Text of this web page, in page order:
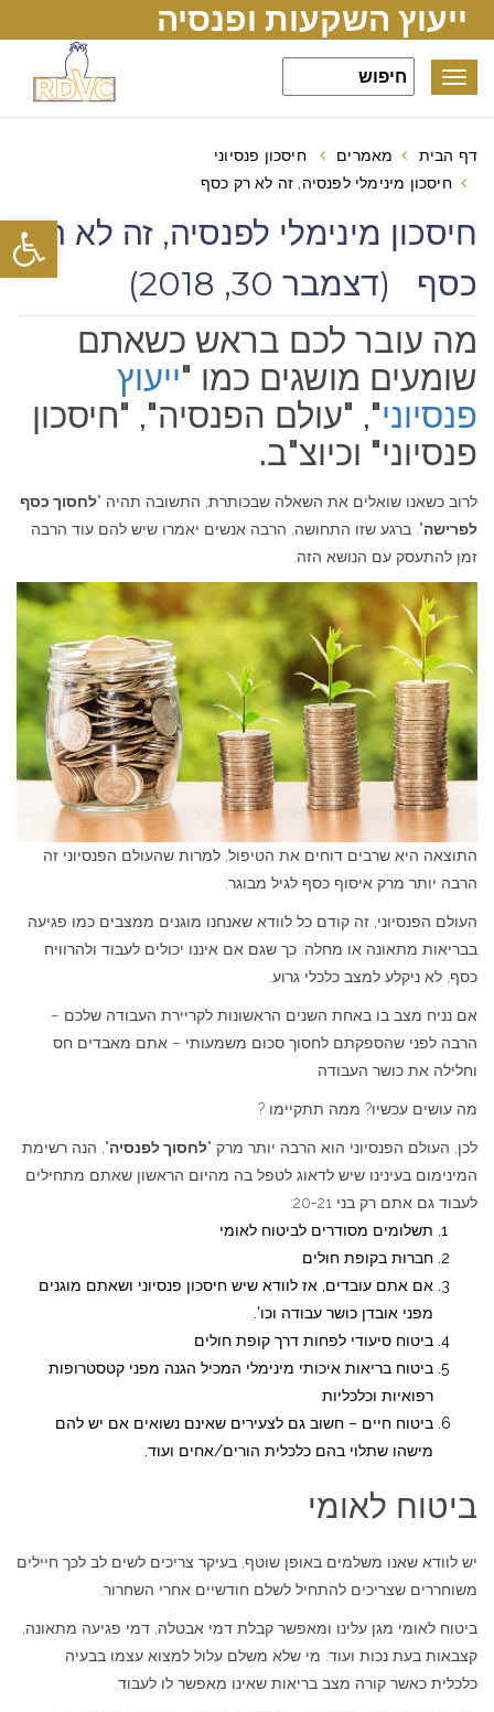
פתח
ייעוץ השקעות ופנסיה
Toggle
דף הבית מאמרים
חיסכון פנסיוני
חיסכון מינימלי לפנסיה, זה לא רק כסף
חיסכון מינימלי לפנסיה, זה לא רק
כסף (דצמבר 30, 2018)
מה עובר לכם בראש כשאתם
שומעים מושגים כמו "ייעוץ
פנסיוני", "עולם הפנסיה", "חיסכון
פנסיוני" וכיוצ"ב.
לרוב כשאנו שואלים את השאלה שבכותרת, התשובה תהיה "לחסוך כסף
לפרישה". ברגע שזו התחושה, הרבה אנשים יאמרו שיש להם עוד הרבה
זמן להתעסק עם הנושא הזה.
התוצאה היא שרבים דוחים את הטיפול, למרות שהעולם הפנסיוני זה
הרבה יותר מרק איסוף כסף לגיל מבוגר.
העולם הפנסיוני, זה קודם כל לוודא שאנחנו מוגנים ממצבים כמו פגיעה
בבריאות מתאונה או מחלה. כך שגם אם איננו יכולים לעבוד ולהרוויח
כסף, לא ניקלע למצב כלכלי גרוע.
אם נניח מצב בו באחת השנים הראשונות לקריירת העבודה שלכם –
הרבה לפני שהספקתם לחסוך סכום משמעותי – אתם מאבדים חס
וחלילה את כושר העבודה
מה עושים עכשיו? ממה תתקיימו ?
לכן, העולם הפנסיוני הוא הרבה יותר מרק "לחסוך לפנסיה", הנה רשימת
המינימום בעינינו שיש לדאוג לטפל בה מהיום הראשון שאתם מתחילים
לעבוד גם אתם רק בני 20-21:
תשלומים מסודרים לביטוח לאומי
חברות בקופת חולים
אם אתם עובדים, אז לוודא שיש חיסכון פנסיוני ושאתם מוגנים
מפני אובדן כושר עבודה וכו'.
ביטוח סיעודי לפחות דרך קופת חולים
ביטוח בריאות איכותי מינימלי המכיל הגנה מפני קטסטרופות
רפואיות וכלכליות
ביטוח חיים – חשוב גם לצעירים שאינם נשואים אם יש להם
מישהו שתלוי בהם כלכלית הורים/אחים ועוד.
ביטוח לאומי
יש לוודא שאנו משלמים באופן שוטף, בעיקר צריכים לשים לב לכך חיילים
משוחררים שצריכים להתחיל לשלם חודשיים אחרי השחרור.
ביטוח לאומי מגן עלינו ומאפשר קבלת דמי אבטלה, דמי פגיעה מתאונה,
קצבאות בעת נכות ועוד. מי שלא משלם עלול למצוא עצמו בבעיה
כלכלית כאשר קורה מצב בריאות שאינו מאפשר לו לעבוד.